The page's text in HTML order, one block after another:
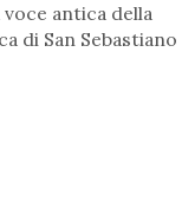
antica della
di San Sebastiano